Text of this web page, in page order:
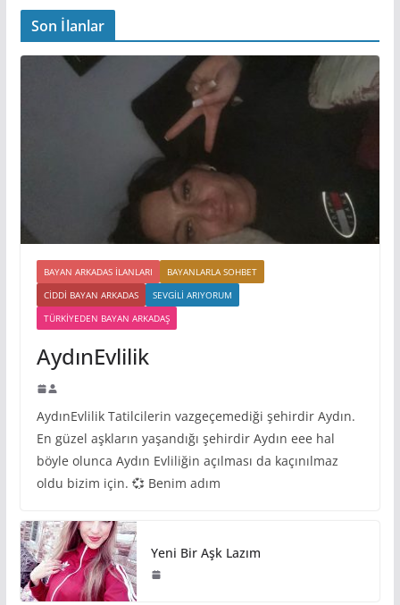
Son İlanlar
BAYAN ARKADAS ILANLARI
BAYANLARLA SOHBET
CIDDI BAYAN ARKADAS
SEVGILI ARIYORUM
TÜRKIYEDEN BAYAN ARKADAŞ
AydınEvlilik
AydınEvlilik Tatilcilerin vazgeçemediği şehirdir Aydın.
En güzel aşkların yaşandığı şehirdir Aydın eee hal
böyle olunca Aydın Evliliğin açılması da kaçınılmaz
oldu bizim için. 💞 Benim adım
Yeni Bir Aşk Lazım